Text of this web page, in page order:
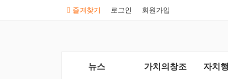
즐겨찾기 로그인 회원가입
뉴스 가치의창조 자치